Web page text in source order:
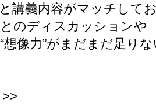
講義内容がマッチして
のディスカッションや
想像力”がまだまだ足り